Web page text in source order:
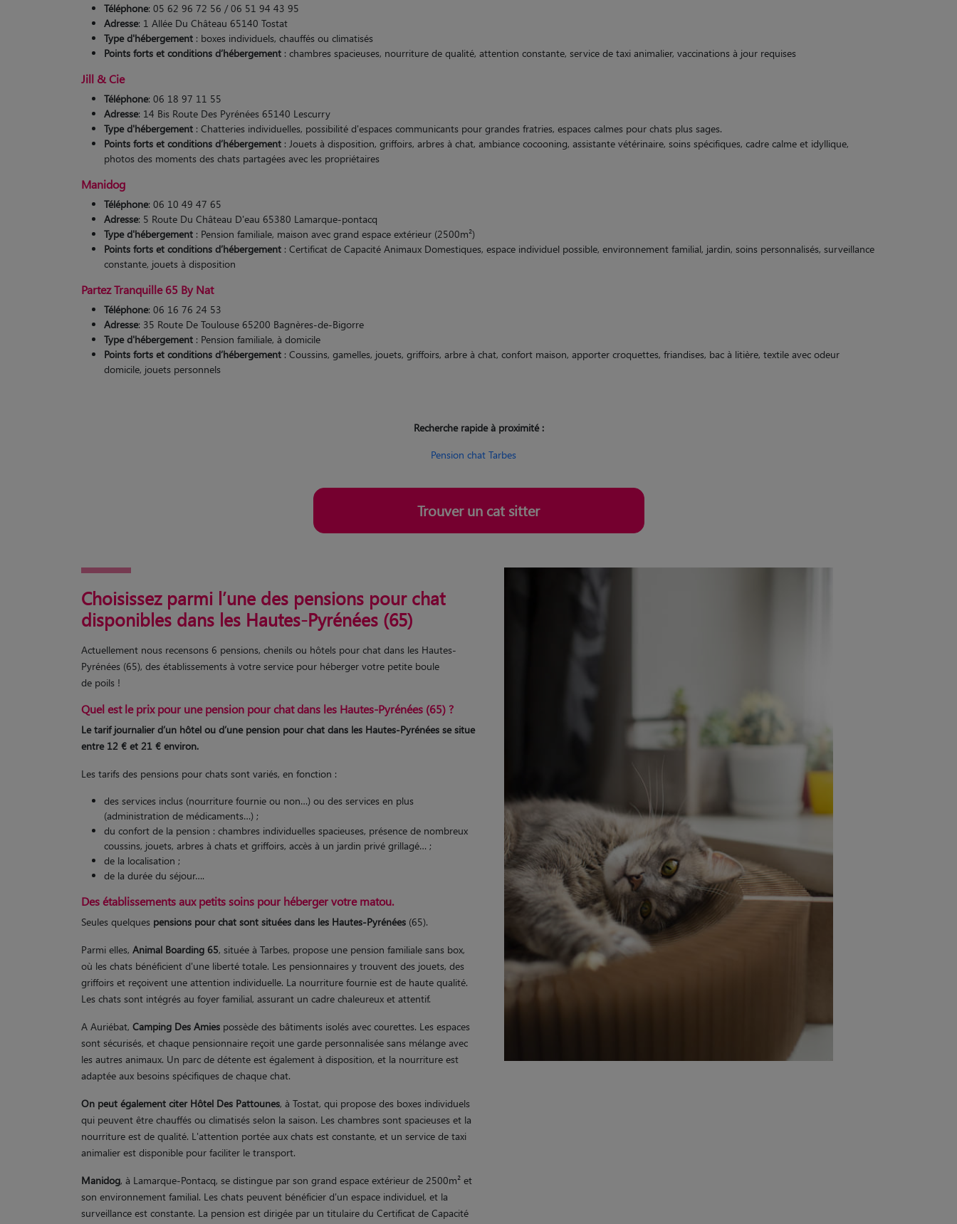
Téléphone: 05 62 96 72 56 / 06 51 94 43 95
Adresse: 1 Allée Du Château 65140 Tostat
Type d'hébergement : boxes individuels, chauffés ou climatisés
Points forts et conditions d’hébergement : chambres spacieuses, nourriture de qualité, attention constante, service de taxi animalier, vaccinations à jour requises
Jill & Cie
Téléphone: 06 18 97 11 55
Adresse: 14 Bis Route Des Pyrénées 65140 Lescurry
Type d'hébergement : Chatteries individuelles, possibilité d'espaces communicants pour grandes fratries, espaces calmes pour chats plus sages.
Points forts et conditions d’hébergement : Jouets à disposition, griffoirs, arbres à chat, ambiance cocooning, assistante vétérinaire, soins spécifiques, cadre calme et idyllique,
photos des moments des chats partagées avec les propriétaires
Manidog
Téléphone: 06 10 49 47 65
Adresse: 5 Route Du Château D'eau 65380 Lamarque-pontacq
Type d'hébergement : Pension familiale, maison avec grand espace extérieur (2500m²)
Points forts et conditions d’hébergement : Certificat de Capacité Animaux Domestiques, espace individuel possible, environnement familial, jardin, soins personnalisés, surveillance
constante, jouets à disposition
Partez Tranquille 65 By Nat
Téléphone: 06 16 76 24 53
Adresse: 35 Route De Toulouse 65200 Bagnères-de-Bigorre
Type d'hébergement : Pension familiale, à domicile
Points forts et conditions d’hébergement : Coussins, gamelles, jouets, griffoirs, arbre à chat, confort maison, apporter croquettes, friandises, bac à litière, textile avec odeur
domicile, jouets personnels
Recherche rapide à proximité :
Pension chat Tarbes
Trouver un cat sitter
Choisissez parmi l’une des pensions pour chat
disponibles dans les Hautes-Pyrénées (65)
Actuellement nous recensons 6 pensions, chenils ou hôtels pour chat dans les Hautes-
Pyrénées (65), des établissements à votre service pour héberger votre petite boule
de poils !
Quel est le prix pour une pension pour chat dans les Hautes-Pyrénées (65) ?
Le tarif journalier d’un hôtel ou d’une pension pour chat dans les Hautes-Pyrénées se situe
entre 12 € et 21 € environ.
Les tarifs des pensions pour chats sont variés, en fonction :
des services inclus (nourriture fournie ou non…) ou des services en plus
(administration de médicaments…) ;
du confort de la pension : chambres individuelles spacieuses, présence de nombreux
coussins, jouets, arbres à chats et griffoirs, accès à un jardin privé grillagé… ;
de la localisation ;
de la durée du séjour….
Des établissements aux petits soins pour héberger votre matou.
Seules quelques pensions pour chat sont situées dans les Hautes-Pyrénées (65).
Parmi elles, Animal Boarding 65, située à Tarbes, propose une pension familiale sans box,
où les chats bénéficient d'une liberté totale. Les pensionnaires y trouvent des jouets, des
griffoirs et reçoivent une attention individuelle. La nourriture fournie est de haute qualité.
Les chats sont intégrés au foyer familial, assurant un cadre chaleureux et attentif.
A Auriébat, Camping Des Amies possède des bâtiments isolés avec courettes. Les espaces
sont sécurisés, et chaque pensionnaire reçoit une garde personnalisée sans mélange avec
les autres animaux. Un parc de détente est également à disposition, et la nourriture est
adaptée aux besoins spécifiques de chaque chat.
On peut également citer Hôtel Des Pattounes, à Tostat, qui propose des boxes individuels
qui peuvent être chauffés ou climatisés selon la saison. Les chambres sont spacieuses et la
nourriture est de qualité. L'attention portée aux chats est constante, et un service de taxi
animalier est disponible pour faciliter le transport.
Manidog, à Lamarque-Pontacq, se distingue par son grand espace extérieur de 2500m² et
son environnement familial. Les chats peuvent bénéficier d'un espace individuel, et la
surveillance est constante. La pension est dirigée par un titulaire du Certificat de Capacité